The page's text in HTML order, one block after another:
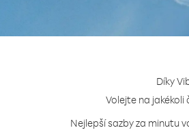
Díky
Volejte na jakékoli
Nejlepší sazby za minutu